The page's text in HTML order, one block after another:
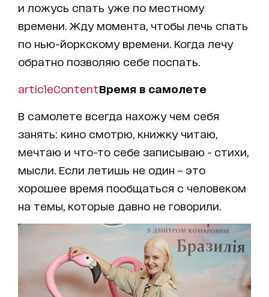
и ложусь спать уже по местному
времени. Жду момента, чтобы лечь спать
по нью-йоркскому времени. Когда лечу
обратно позволяю себе поспать.
articleContentВремя в самолете
В самолете всегда нахожу чем себя
занять: кино смотрю, книжку читаю,
мечтаю и что-то себе записываю - стихи,
мысли. Если летишь не один – это
хорошее время пообщаться с человеком
на темы, которые давно не говорили.